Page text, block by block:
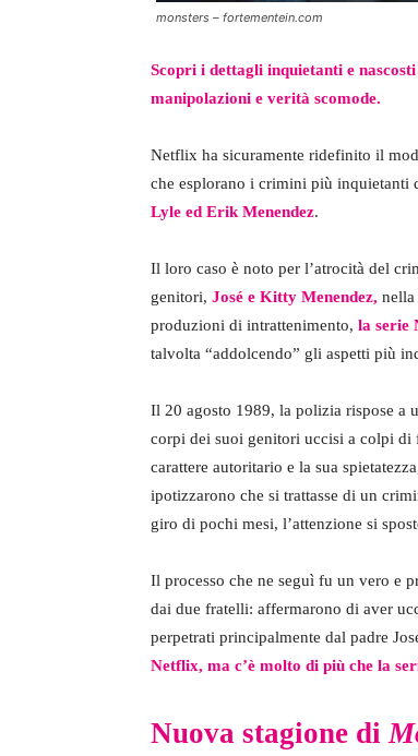
monsters – fortementein.com
Scopri i dettagli inquietanti e
manipolazioni e verità scomode.
Netflix ha sicuramente ridefinito il
che esplorano i crimini più inquietanti
Lyle ed Erik Menendez.
Il loro caso è noto per l’atrocità del
genitori, José e Kitty Menendez, nella
produzioni di intrattenimento, la serie
talvolta “addolcendo” gli aspetti più
Il 20 agosto 1989, la polizia rispose a
corpi dei suoi genitori uccisi a colpi di
carattere autoritario e la sua
ipotizzarono che si trattasse di un
giro di pochi mesi, l’attenzione si
Il processo che ne seguì fu un vero e
dai due fratelli: affermarono di aver
perpetrati principalmente dal padre
Netflix, ma c’è molto di più che la
Nuova stagione di